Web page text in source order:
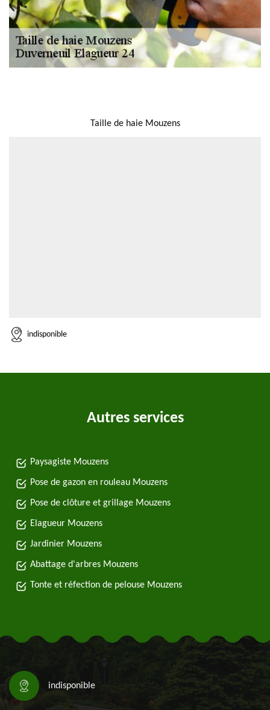
Taille de haie Mouzens
indisponible
Autres services
Paysagiste Mouzens
Pose de gazon en rouleau Mouzens
Pose de clôture et grillage Mouzens
Elagueur Mouzens
Jardinier Mouzens
Abattage d'arbres Mouzens
Tonte et réfection de pelouse Mouzens
indisponible